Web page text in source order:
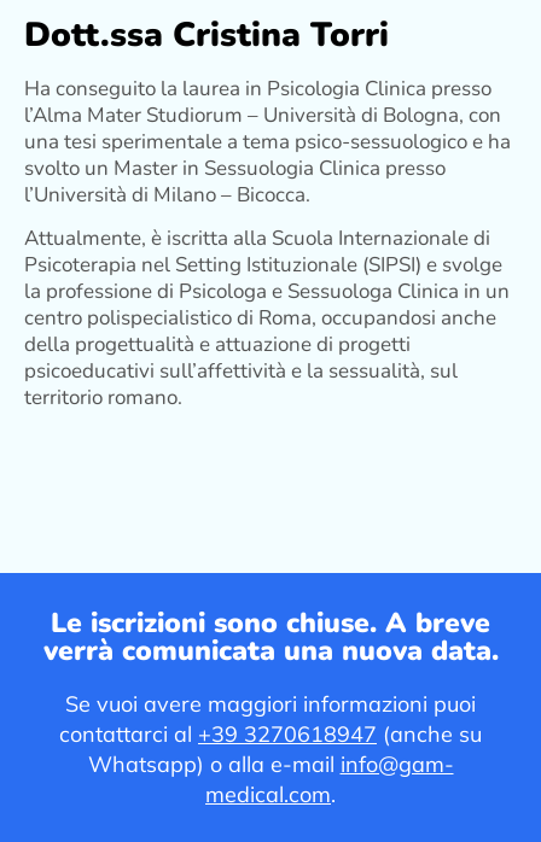
Dott.ssa Cristina Torri
Ha conseguito la laurea in Psicologia Clinica presso
l’Alma Mater Studiorum – Università di Bologna, con
una tesi sperimentale a tema psico-sessuologico e ha
svolto un Master in Sessuologia Clinica presso
l’Università di Milano – Bicocca.
Attualmente, è iscritta alla Scuola Internazionale di
Psicoterapia nel Setting Istituzionale (SIPSI) e svolge
la professione di Psicologa e Sessuologa Clinica in un
centro polispecialistico di Roma, occupandosi anche
della progettualità e attuazione di progetti
psicoeducativi sull’affettività e la sessualità, sul
territorio romano.
Le iscrizioni sono chiuse. A breve
verrà comunicata una nuova data.
Se vuoi avere maggiori informazioni puoi
contattarci al +39 3270618947 (anche su
Whatsapp) o alla e-mail info@gam-
medical.com.